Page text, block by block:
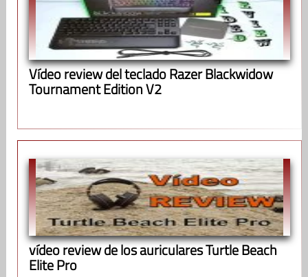
Vídeo review del teclado Razer Blackwidow
Tournament Edition V2
vídeo review de los auriculares Turtle Beach
Elite Pro